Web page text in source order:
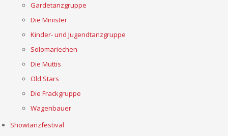
Gardetanzgruppe
Die Minister
Kinder- und Jugendtanzgruppe
Solomariechen
Die Muttis
Old Stars
Die Frackgruppe
Wagenbauer
Showtanzfestival